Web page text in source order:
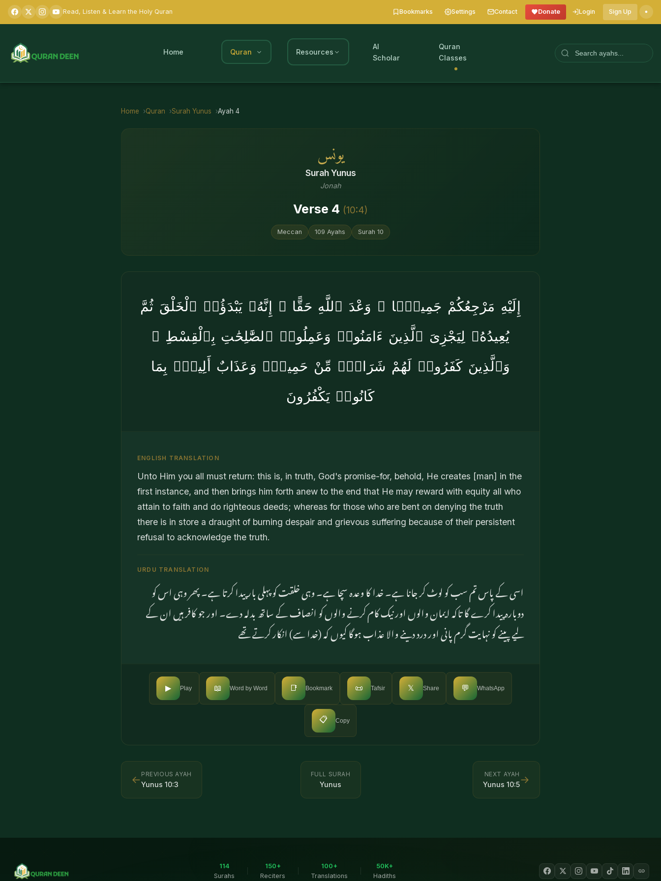
Read, Listen & Learn the Holy Quran Bookmarks Settings Contact Donate Login Sign Up
Home Quran Resources
AI
Scholar
Quran
Classes
Home Quran Surah Yunus Ayah 4
يونس
SurahYunus
Jonah
Verse 4 (10:4)
Meccan 109 Ayahs Surah 10
إِلَيْهِ مَرْجِعُكُمْ جَمِيعًۭا ۖ وَعْدَ ٱللَّهِ حَقًّا ۚ إِنَّهُۥ يَبْدَؤُا۟ ٱلْخَلْقَ ثُمَّ
يُعِيدُهُۥ لِيَجْزِىَ ٱلَّذِينَ ءَامَنُوا۟ وَعَمِلُوا۟ ٱلصَّٰلِحَٰتِ بِٱلْقِسْطِ ۚ
وَٱلَّذِينَ كَفَرُوا۟ لَهُمْ شَرَابٌۭ مِّنْ حَمِيمٍۢ وَعَذَابٌ أَلِيمٌۢ بِمَا
كَانُوا۟ يَكْفُرُونَ
ENGLISH TRANSLATION
Unto Him you all must return: this is, in truth, God's promise-for, behold, He creates [man] in the
first instance, and then brings him forth anew to the end that He may reward with equity all who
attain to faith and do righteous deeds; whereas for those who are bent on denying the truth
there is in store a draught of burning despair and grievous suffering because of their persistent
refusal to acknowledge the truth.
URDU TRANSLATION
اسی کے پاس تم سب کو لوٹ کر جانا ہے۔ خدا کا وعدہ سچا ہے۔ وہی خلقت کو پہلی بار پیدا کرتا ہے۔ پھر وہی اس کو
دوبارہ پیدا کرے گا تاکہ ایمان والوں اور نیک کام کرنے والوں کو انصاف کے ساتھ بدلہ دے۔ اور جو کافر ہیں ان کے
لیے پینے کو نہایت گرم پانی اور درد دینے والا عذاب ہوگا کیوں کہ (خدا سے) انکار کرتے تھے
▶ Play 📖 Word by Word 📑 Bookmark 📜 Tafsir 𝕏 Share 💬 WhatsApp
📋 Copy
← PREVIOUS AYAH
Yunus 10:3
FULL SURAH
Yunus
NEXT AYAH
Yunus 10:5→
114
Surahs
150+
Reciters
100+
Translations
50K+
Hadiths